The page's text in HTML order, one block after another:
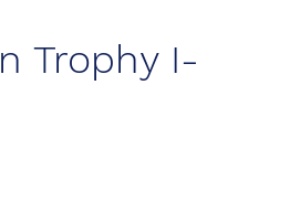
Trophy I-